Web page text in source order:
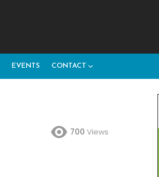
EVENTS CONTACT
700 Views